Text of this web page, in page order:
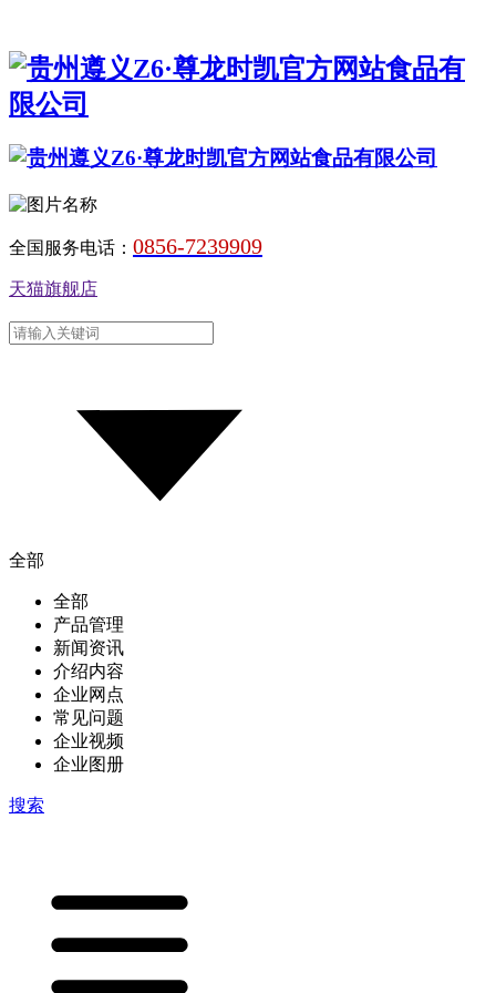
全国服务电话： 0856-7239909
天猫旗舰店
全部
全部
产品管理
新闻资讯
介绍内容
企业网点
常见问题
企业视频
企业图册
搜索